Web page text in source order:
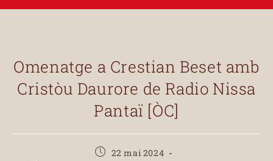
Omenatge a Crestian Beset amb
Cristòu Daurore de Radio Nissa
Pantaï [ÒC]
22 mai 2024